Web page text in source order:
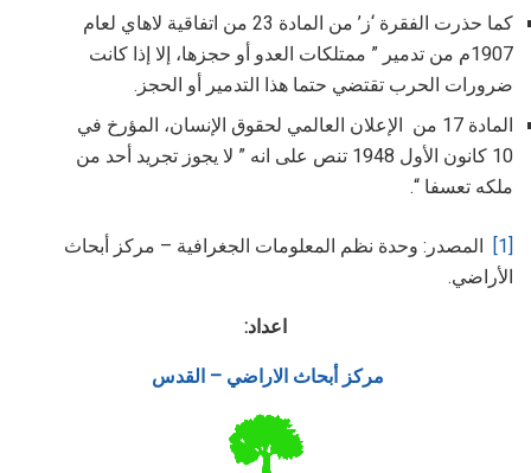
كما حذرت الفقرة ‘ز’ من المادة 23 من اتفاقية لاهاي لعام
1907م من تدمير ” ممتلكات العدو أو حجزها، إلا إذا كانت
ضرورات الحرب تقتضي حتما هذا التدمير أو الحجز.
المادة 17 من الإعلان العالمي لحقوق الإنسان، المؤرخ في
10 كانون الأول 1948 تنص على انه ” لا يجوز تجريد أحد من
ملكه تعسفا “.
المصدر: وحدة نظم المعلومات الجغرافية – مركز أبحاث
الأراضي.
اعداد:
مركز أبحاث الاراضي – القدس